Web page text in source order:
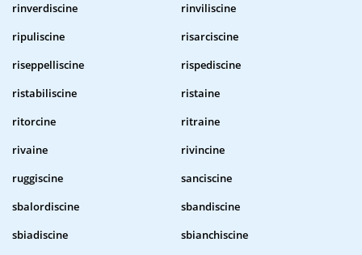
rinverdiscine
rinviliscine
ripuliscine
risarciscine
riseppelliscine
rispediscine
ristabiliscine
ristaine
ritorcine
ritraine
rivaine
rivincine
ruggiscine
sanciscine
sbalordiscine
sbandiscine
sbiadiscine
sbianchiscine